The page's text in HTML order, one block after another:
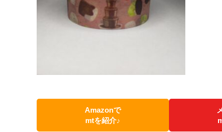
Amazonで
mtを紹介♪